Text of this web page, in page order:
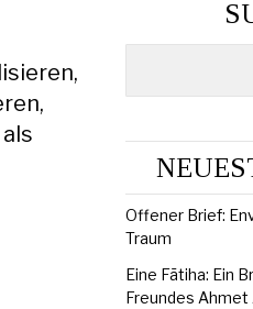
Offener Brief:
Traum
Eine Fātiha: Ein
Freundes Ahmet